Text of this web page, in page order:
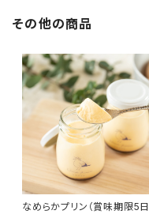
その他の商品
なめらかプリン（賞味期限5日